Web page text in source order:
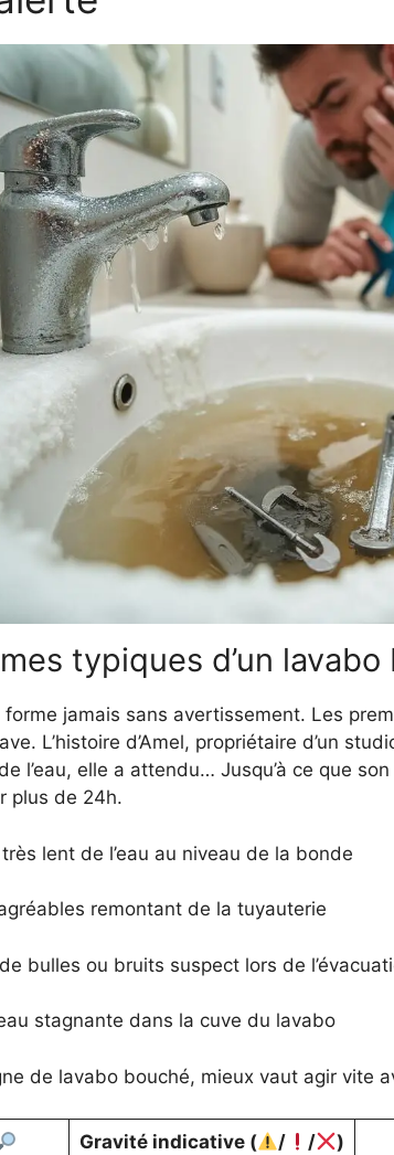
typiques d’un
jamais sans avertissement. Les
L’histoire d’Amel, propriétaire d’un
l’eau, elle a attendu… Jusqu’à ce que
plus de 24h.
lent de l’eau au niveau de la bonde
remontant de la tuyauterie
bulles ou bruits suspect lors de
stagnante dans la cuve du lavabo
de lavabo bouché, mieux vaut agir vite
Gravité indicative ( / / )